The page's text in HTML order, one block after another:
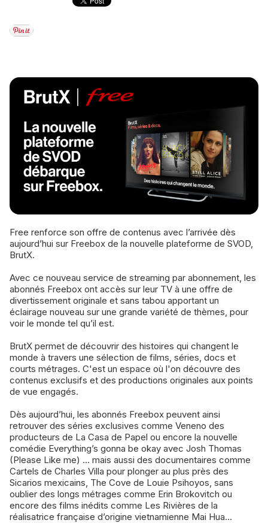
Free renforce son offre de contenus avec l’arrivée dès
aujourd’hui sur Freebox de la nouvelle plateforme de SVOD,
BrutX.
Avec ce nouveau service de streaming par abonnement, les
abonnés Freebox ont accès sur leur TV à une offre de
divertissement originale et sans tabou apportant un
éclairage nouveau sur une grande variété de thèmes, pour
voir le monde tel qu’il est.
BrutX permet de découvrir des histoires qui changent le
monde à travers une sélection de films, séries, docs et
courts métrages. C'est un espace où l'on découvre des
contenus exclusifs et des productions originales aux points
de vue engagés.
Dès aujourd’hui, les abonnés Freebox peuvent ainsi
retrouver des séries exclusives comme Veneno des
producteurs de La Casa de Papel ou encore la nouvelle
comédie Everything’s gonna be okay avec Josh Thomas
(Please Like me) ... mais aussi des documentaires comme
Cartels de Charles Villa pour plonger au plus près des
Sicarios mexicains, The Cove de Louie Psihoyos, sans
oublier des longs métrages comme Erin Brokovitch ou
encore des films inédits comme Les Rivières de la
réalisatrice française d’origine vietnamienne Mai Hua...